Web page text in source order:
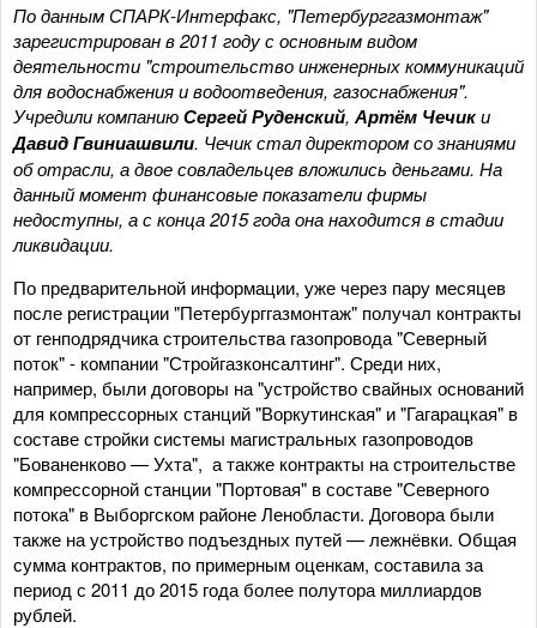
По данным СПАРК-Интерфакс, "Петербурггазмонтаж"
зарегистрирован в 2011 году с основным видом
деятельности "строительство инженерных коммуникаций
для водоснабжения и водоотведения, газоснабжения".
Учредили компаниюСергей Руденский, Артём Чечики
Давид Гвиниашвили. Чечик стал директором со знаниями
об отрасли, а двое совладельцев вложились деньгами. На
данный момент финансовые показатели фирмы
недоступны, а с конца 2015 года она находится в стадии
ликвидации.
По предварительной информации, уже через пару месяцев
после регистрации "Петербурггазмонтаж" получал контракты
от генподрядчика строительства газопровода "Северный
поток" - компании "Стройгазконсалтинг". Среди них,
например, были договоры на "устройство свайных оснований
для компрессорных станций "Воркутинская" и "Гагарацкая" в
составе стройки системы магистральных газопроводов
"Бованенково — Ухта", а также контракты на строительстве
компрессорной станции "Портовая" в составе "Северного
потока" в Выборгском районе Ленобласти. Договора были
также на устройство подъездных путей — лежнёвки. Общая
сумма контрактов, по примерным оценкам, составила за
период с 2011 до 2015 года более полутора миллиардов
рублей.